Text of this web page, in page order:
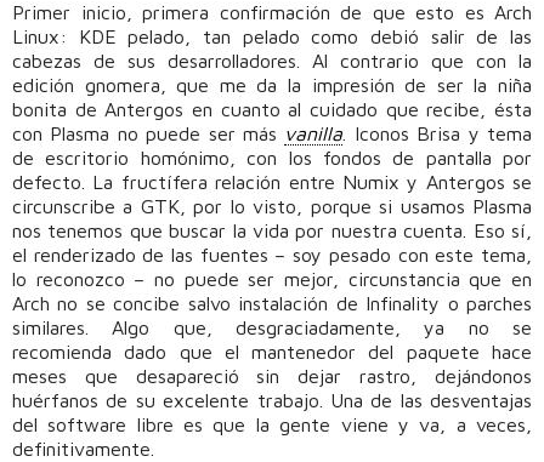
Primer inicio, primera confirmación de que esto es Arch
Linux: KDE pelado, tan pelado como debió salir de las
cabezas de sus desarrolladores. Al contrario que con la
edición gnomera, que me da la impresión de ser la niña
bonita de Antergos en cuanto al cuidado que recibe, ésta
con Plasma no puede ser más vanilla . Iconos Brisa y tema
de escritorio homónimo, con los fondos de pantalla por
defecto. La fructífera relación entre Numix y Antergos se
circunscribe a GTK, por lo visto, porque si usamos Plasma
nos tenemos que buscar la vida por nuestra cuenta. Eso sí,
el renderizado de las fuentes – soy pesado con este tema,
lo reconozco – no puede ser mejor, circunstancia que en
Arch no se concibe salvo instalación de Infinality o parches
similares. Algo que, desgraciadamente, ya no se
recomienda dado que el mantenedor del paquete hace
meses que desapareció sin dejar rastro, dejándonos
huérfanos de su excelente trabajo. Una de las desventajas
del software libre es que la gente viene y va, a veces,
definitivamente.